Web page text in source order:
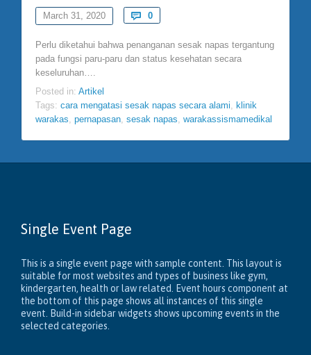
March 31, 2020  0Comments
Perlu diketahui bahwa penanganan sesak napas tergantung
pada fungsi paru-paru dan status kesehatan secara
keseluruhan….
Posted in: Artikel
Tags: cara mengatasi sesak napas secara alami
klinik
warakas pernapasan sesak napas warakassismamedikal
Single Event Page
This is a single event page with sample content. This layout is
suitable for most websites and types of business like gym,
kindergarten, health or law related. Event hours component at
the bottom of this page shows all instances of this single
event. Build-in sidebar widgets shows upcoming events in the
selected categories.